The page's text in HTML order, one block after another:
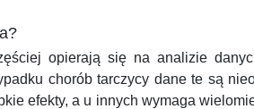
opierają się na analizie
chorób tarczycy dane te są
efekty, a u innych wymaga